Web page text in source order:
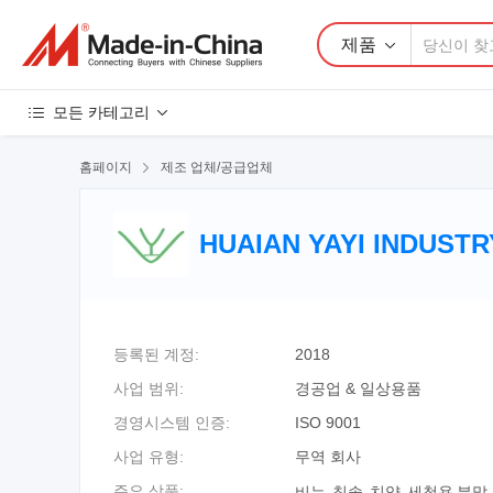
제품
모든 카테고리
홈페이지  제조 업체/공급업체
HUAIAN YAYI
등록된 계정:
2018
사업 범위:
경공업 & 일상용품
경영시스템 인증:
ISO 9001
사업 유형:
무역 회사